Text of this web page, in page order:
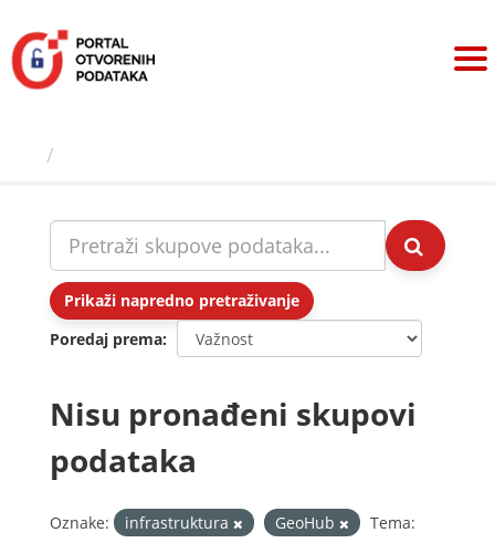
sadržaj
Prikaži napredno pretraživanje
Poredaj prema
Nisu pronađeni skupovi
podataka
Oznake: infrastruktura GeoHub
Tema: